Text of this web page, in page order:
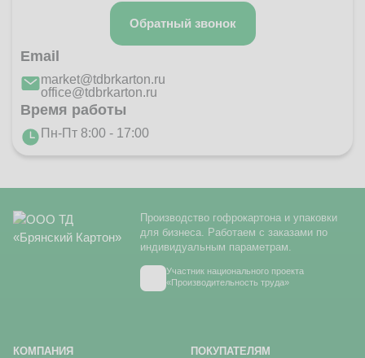
Обратный звонок
Email
market@tdbrkarton.ru
office@tdbrkarton.ru
Время работы
Пн-Пт 8:00 - 17:00
Производство гофрокартона и упаковки
для бизнеса. Работаем с заказами по
индивидуальным параметрам.
Участник национального проекта
«Производительность труда»
КОМПАНИЯ
ПОКУПАТЕЛЯМ